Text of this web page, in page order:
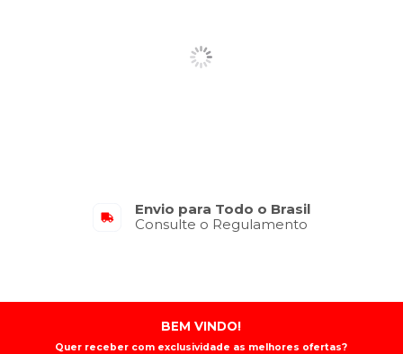
Envio para Todo o Brasil
Consulte o Regulamento
BEM VINDO!
Quer receber com exclusividade as melhores ofertas?